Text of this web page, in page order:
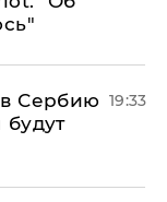
Сербию
будут
19:33